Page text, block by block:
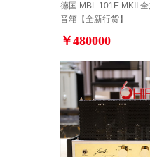
德国 MBL 101E MKII
音箱【全新行货】
￥480000